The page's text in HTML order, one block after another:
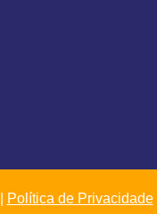
Política de Privacidade|